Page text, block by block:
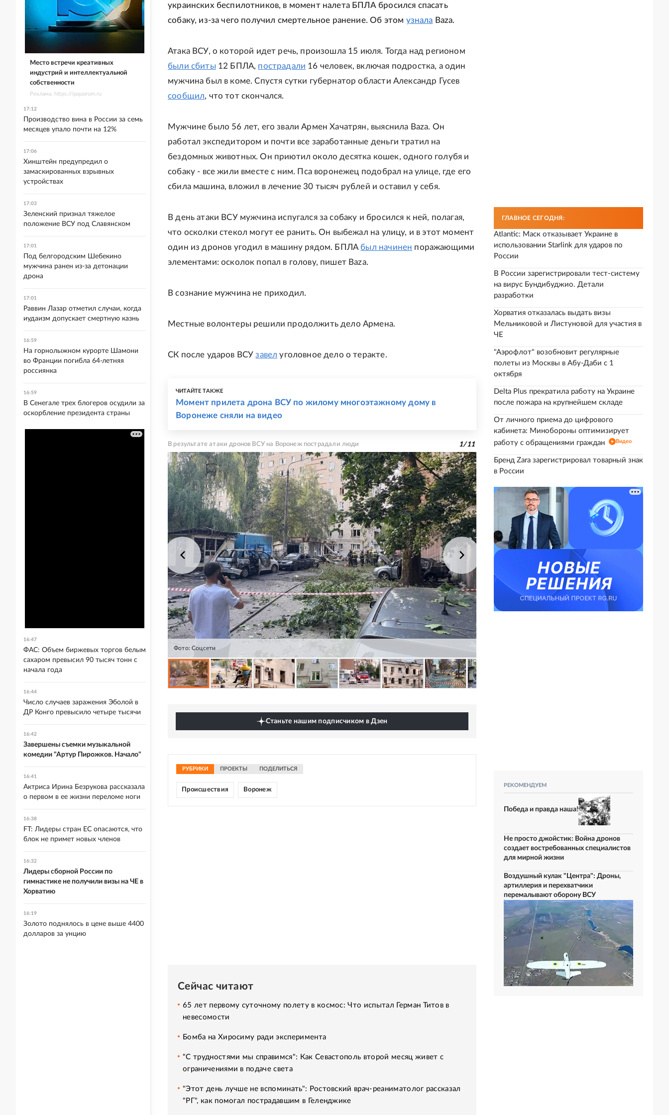
украинских беспилотников, в момент налета БПЛА бросился спасать
собаку, из-за чего получил смертельное ранение. Об этом узнала Baza.
Атака ВСУ, о которой идет речь, произошла 15 июля. Тогда над регионом
были сбиты 12 БПЛА, пострадали 16 человек, включая подростка, а один
мужчина был в коме. Спустя сутки губернатор области Александр Гусев
сообщил, что тот скончался.
Мужчине было 56 лет, его звали Армен Хачатрян, выяснила Baza. Он
работал экспедитором и почти все заработанные деньги тратил на
бездомных животных. Он приютил около десятка кошек, одного голубя и
собаку - все жили вместе с ним. Пса воронежец подобрал на улице, где его
сбила машина, вложил в лечение 30 тысяч рублей и оставил у себя.
В день атаки ВСУ мужчина испугался за собаку и бросился к ней, полагая,
что осколки стекол могут ее ранить. Он выбежал на улицу, и в этот момент
один из дронов угодил в машину рядом. БПЛА был начинен поражающими
элементами: осколок попал в голову, пишет Baza.
В сознание мужчина не приходил.
Местные волонтеры решили продолжить дело Армена.
СК после ударов ВСУзавел уголовное дело о теракте.
ЧИТАЙТЕ ТАКЖЕ
Момент прилета дрона ВСУ по жилому многоэтажному дому в
Воронеже сняли на видео
В результате атаки дронов ВСУ на Воронеж пострадали люди 1/11
Фото: Соцсети
Станьте нашим подписчиком в Дзен
РУБРИКИ ПРОЕКТЫ ПОДЕЛИТЬСЯ
Происшествия Воронеж
Сейчас читают
65 лет первому суточному полету в космос: Что испытал Герман Титов в
невесомости
Бомба на Хиросиму ради эксперимента
"С трудностями мы справимся": Как Севастополь второй месяц живет с
ограничениями в подаче света
"Этот день лучше не вспоминать": Ростовский врач-реаниматолог рассказал
"РГ", как помогал пострадавшим в Геленджике
ГЛАВНОЕ СЕГОДНЯ:
Atlantic: Маск отказывает Украине в
использовании Starlink для ударов по
России
В России зарегистрировали тест-систему
на вирус Бундибуджио. Детали
разработки
Хорватия отказалась выдать визы
Мельниковой и Листуновой для участия в
ЧЕ
"Аэрофлот" возобновит регулярные
полеты из Москвы в Абу-Даби с 1
октября
Delta Plus прекратила работу на Украине
после пожара на крупнейшем складе
От личного приема до цифрового
кабинета: Минобороны оптимизирует
работу с обращениями граждан
Видео
Бренд Zara зарегистрировал товарный знак
в России
РЕКОМЕНДУЕМ
Победа и правда наша!
Не просто джойстик: Война дронов
создает востребованных специалистов
для мирной жизни
Воздушный кулак "Центра": Дроны,
артиллерия и перехватчики
перемалывают оборону ВСУ
Место встречи креативных
индустрий и интеллектуальной
собственности
Реклама. https://ipquorum.ru
17:12
Производство вина в России за семь
месяцев упало почти на 12%
17:06
Хинштейн предупредил о
замаскированных взрывных
устройствах
17:03
Зеленский признал тяжелое
положение ВСУ под Славянском
17:01
Под белгородским Шебекино
мужчина ранен из-за детонации
дрона
17:01
Раввин Лазар отметил случаи, когда
иудаизм допускает смертную казнь
16:59
На горнолыжном курорте Шамони
во Франции погибла 64-летняя
россиянка
16:59
В Сенегале трех блогеров осудили за
оскорбление президента страны
16:47
ФАС: Объем биржевых торгов белым
сахаром превысил 90 тысяч тонн с
начала года
16:44
Число случаев заражения Эболой в
ДР Конго превысило четыре тысячи
16:42
Завершены съемки музыкальной
комедии "Артур Пирожков. Начало"
16:41
Актриса Ирина Безрукова рассказала
о первом в ее жизни переломе ноги
16:38
FT: Лидеры стран ЕС опасаются, что
блок не примет новых членов
16:32
Лидеры сборной России по
гимнастике не получили визы на ЧЕ в
Хорватию
16:19
Золото поднялось в цене выше 4400
долларов за унцию